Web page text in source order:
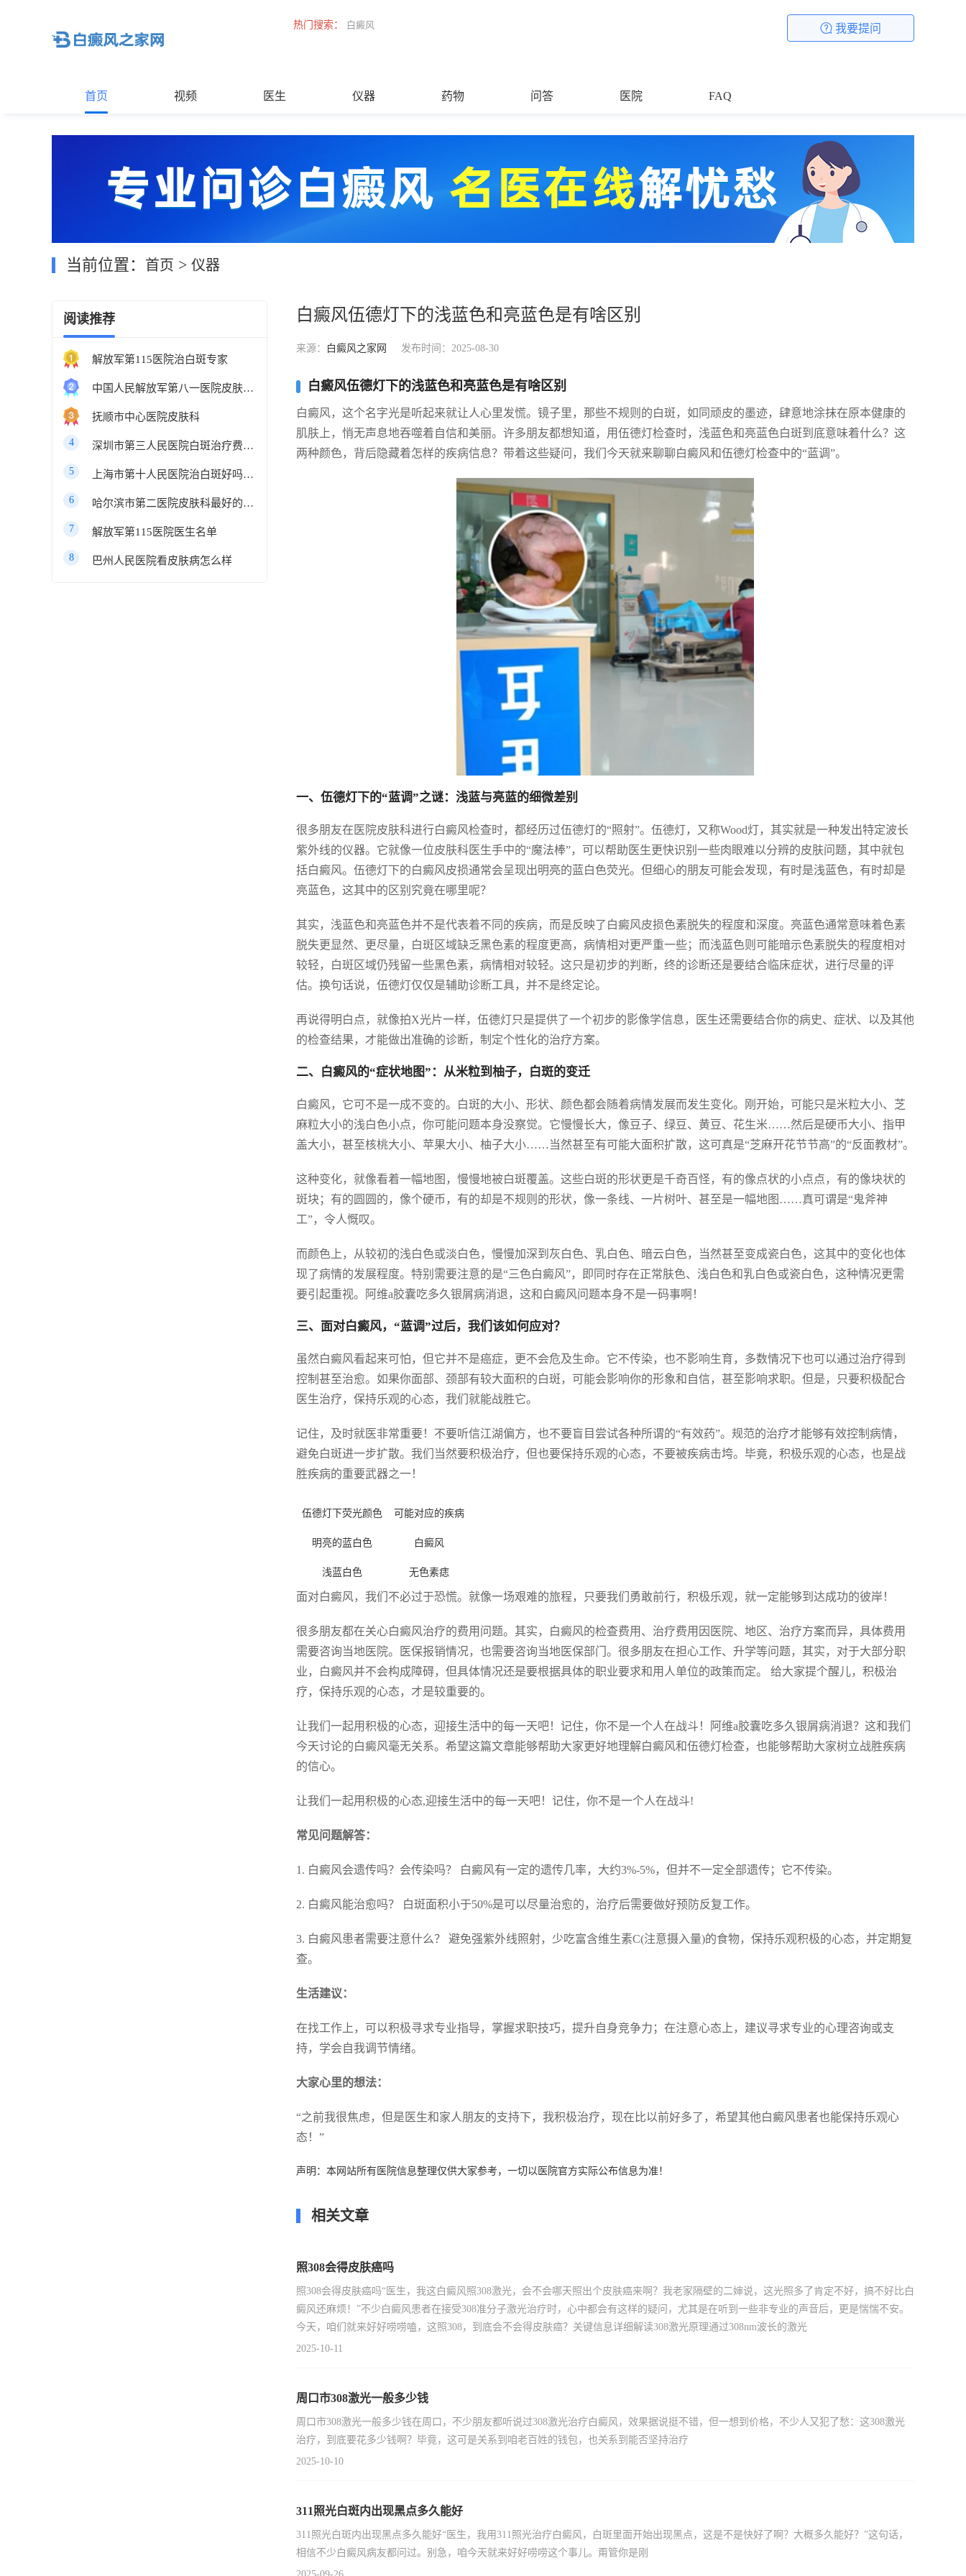
热门搜索： 白癜风 我要提问
首页 视频 医生 仪器 药物 问答 医院 FAQ
当前位置： 首页 > 仪器
阅读推荐
解放军第115医院治白斑专家
中国人民解放军第八一医院皮肤科最好的医生
抚顺市中心医院皮肤科
4 深圳市第三人民医院白斑治疗费用多少
5 上海市第十人民医院治白斑好吗知乎
6 哈尔滨市第二医院皮肤科最好的医生
7 解放军第115医院医生名单
8 巴州人民医院看皮肤病怎么样
白癜风伍德灯下的浅蓝色和亮蓝色是有啥区别
来源： 白癜风之家网 发布时间：2025-08-30
白癜风伍德灯下的浅蓝色和亮蓝色是有啥区别
白癜风，这个名字光是听起来就让人心里发慌。镜子里，那些不规则的白斑，如同顽皮的墨迹，肆意地涂抹在原本健康的
肌肤上，悄无声息地吞噬着自信和美丽。许多朋友都想知道，用伍德灯检查时，浅蓝色和亮蓝色白斑到底意味着什么？这
两种颜色，背后隐藏着怎样的疾病信息？带着这些疑问，我们今天就来聊聊白癜风和伍德灯检查中的“蓝调”。
一、伍德灯下的“蓝调”之谜：浅蓝与亮蓝的细微差别
很多朋友在医院皮肤科进行白癜风检查时，都经历过伍德灯的“照射”。伍德灯，又称Wood灯，其实就是一种发出特定波长
紫外线的仪器。它就像一位皮肤科医生手中的“魔法棒”，可以帮助医生更快识别一些肉眼难以分辨的皮肤问题，其中就包
括白癜风。伍德灯下的白癜风皮损通常会呈现出明亮的蓝白色荧光。但细心的朋友可能会发现，有时是浅蓝色，有时却是
亮蓝色，这其中的区别究竟在哪里呢？
其实，浅蓝色和亮蓝色并不是代表着不同的疾病，而是反映了白癜风皮损色素脱失的程度和深度。亮蓝色通常意味着色素
脱失更显然、更尽量，白斑区域缺乏黑色素的程度更高，病情相对更严重一些；而浅蓝色则可能暗示色素脱失的程度相对
较轻，白斑区域仍残留一些黑色素，病情相对较轻。这只是初步的判断，终的诊断还是要结合临床症状，进行尽量的评
估。换句话说，伍德灯仅仅是辅助诊断工具，并不是终定论。
再说得明白点，就像拍X光片一样，伍德灯只是提供了一个初步的影像学信息，医生还需要结合你的病史、症状、以及其他
的检查结果，才能做出准确的诊断，制定个性化的治疗方案。
二、白癜风的“症状地图”：从米粒到柚子，白斑的变迁
白癜风，它可不是一成不变的。白斑的大小、形状、颜色都会随着病情发展而发生变化。刚开始，可能只是米粒大小、芝
麻粒大小的浅白色小点，你可能问题本身没察觉。它慢慢长大，像豆子、绿豆、黄豆、花生米……然后是硬币大小、指甲
盖大小，甚至核桃大小、苹果大小、柚子大小……当然甚至有可能大面积扩散，这可真是“芝麻开花节节高”的“反面教材”。
这种变化，就像看着一幅地图，慢慢地被白斑覆盖。这些白斑的形状更是千奇百怪，有的像点状的小点点，有的像块状的
斑块；有的圆圆的，像个硬币，有的却是不规则的形状，像一条线、一片树叶、甚至是一幅地图……真可谓是“鬼斧神
工”，令人慨叹。
而颜色上，从较初的浅白色或淡白色，慢慢加深到灰白色、乳白色、暗云白色，当然甚至变成瓷白色，这其中的变化也体
现了病情的发展程度。特别需要注意的是“三色白癜风”，即同时存在正常肤色、浅白色和乳白色或瓷白色，这种情况更需
要引起重视。阿维a胶囊吃多久银屑病消退，这和白癜风问题本身不是一码事啊！
三、面对白癜风，“蓝调”过后，我们该如何应对？
虽然白癜风看起来可怕，但它并不是癌症，更不会危及生命。它不传染，也不影响生育，多数情况下也可以通过治疗得到
控制甚至治愈。如果你面部、颈部有较大面积的白斑，可能会影响你的形象和自信，甚至影响求职。但是，只要积极配合
医生治疗，保持乐观的心态，我们就能战胜它。
记住，及时就医非常重要！不要听信江湖偏方，也不要盲目尝试各种所谓的“有效药”。规范的治疗才能够有效控制病情，
避免白斑进一步扩散。我们当然要积极治疗，但也要保持乐观的心态，不要被疾病击垮。毕竟，积极乐观的心态，也是战
胜疾病的重要武器之一！
伍德灯下荧光颜色 可能对应的疾病
明亮的蓝白色 白癜风
浅蓝白色 无色素痣
面对白癜风，我们不必过于恐慌。就像一场艰难的旅程，只要我们勇敢前行，积极乐观，就一定能够到达成功的彼岸！
很多朋友都在关心白癜风治疗的费用问题。其实，白癜风的检查费用、治疗费用因医院、地区、治疗方案而异，具体费用
需要咨询当地医院。医保报销情况，也需要咨询当地医保部门。很多朋友在担心工作、升学等问题，其实，对于大部分职
业，白癜风并不会构成障碍，但具体情况还是要根据具体的职业要求和用人单位的政策而定。 给大家提个醒儿，积极治
疗，保持乐观的心态，才是较重要的。
让我们一起用积极的心态，迎接生活中的每一天吧！记住，你不是一个人在战斗！阿维a胶囊吃多久银屑病消退？这和我们
今天讨论的白癜风毫无关系。希望这篇文章能够帮助大家更好地理解白癜风和伍德灯检查，也能够帮助大家树立战胜疾病
的信心。
让我们一起用积极的心态,迎接生活中的每一天吧！记住，你不是一个人在战斗!
常见问题解答：
1. 白癜风会遗传吗？会传染吗？ 白癜风有一定的遗传几率，大约3%-5%，但并不一定全部遗传；它不传染。
2. 白癜风能治愈吗？ 白斑面积小于50%是可以尽量治愈的，治疗后需要做好预防反复工作。
3. 白癜风患者需要注意什么？ 避免强紫外线照射，少吃富含维生素C(注意摄入量)的食物，保持乐观积极的心态，并定期复
查。
生活建议：
在找工作上，可以积极寻求专业指导，掌握求职技巧，提升自身竞争力；在注意心态上，建议寻求专业的心理咨询或支
持，学会自我调节情绪。
大家心里的想法：
“之前我很焦虑，但是医生和家人朋友的支持下，我积极治疗，现在比以前好多了，希望其他白癜风患者也能保持乐观心
态！”
声明：本网站所有医院信息整理仅供大家参考，一切以医院官方实际公布信息为准！
相关文章
照308会得皮肤癌吗
照308会得皮肤癌吗“医生，我这白癜风照308激光，会不会哪天照出个皮肤癌来啊？我老家隔壁的二婶说，这光照多了肯定不好，搞不好比白
癜风还麻烦！”不少白癜风患者在接受308准分子激光治疗时，心中都会有这样的疑问，尤其是在听到一些非专业的声音后，更是惴惴不安。
今天，咱们就来好好唠唠嗑，这照308，到底会不会得皮肤癌？关键信息详细解读308激光原理通过308nm波长的激光
2025-10-11
周口市308激光一般多少钱
周口市308激光一般多少钱在周口，不少朋友都听说过308激光治疗白癜风，效果据说挺不错，但一想到价格，不少人又犯了愁：这308激光
治疗，到底要花多少钱啊？毕竟，这可是关系到咱老百姓的钱包，也关系到能否坚持治疗
2025-10-10
311照光白斑内出现黑点多久能好
311照光白斑内出现黑点多久能好“医生，我用311照光治疗白癜风，白斑里面开始出现黑点，这是不是快好了啊？大概多久能好？”这句话，
相信不少白癜风病友都问过。别急，咱今天就来好好唠唠这个事儿。甭管你是刚